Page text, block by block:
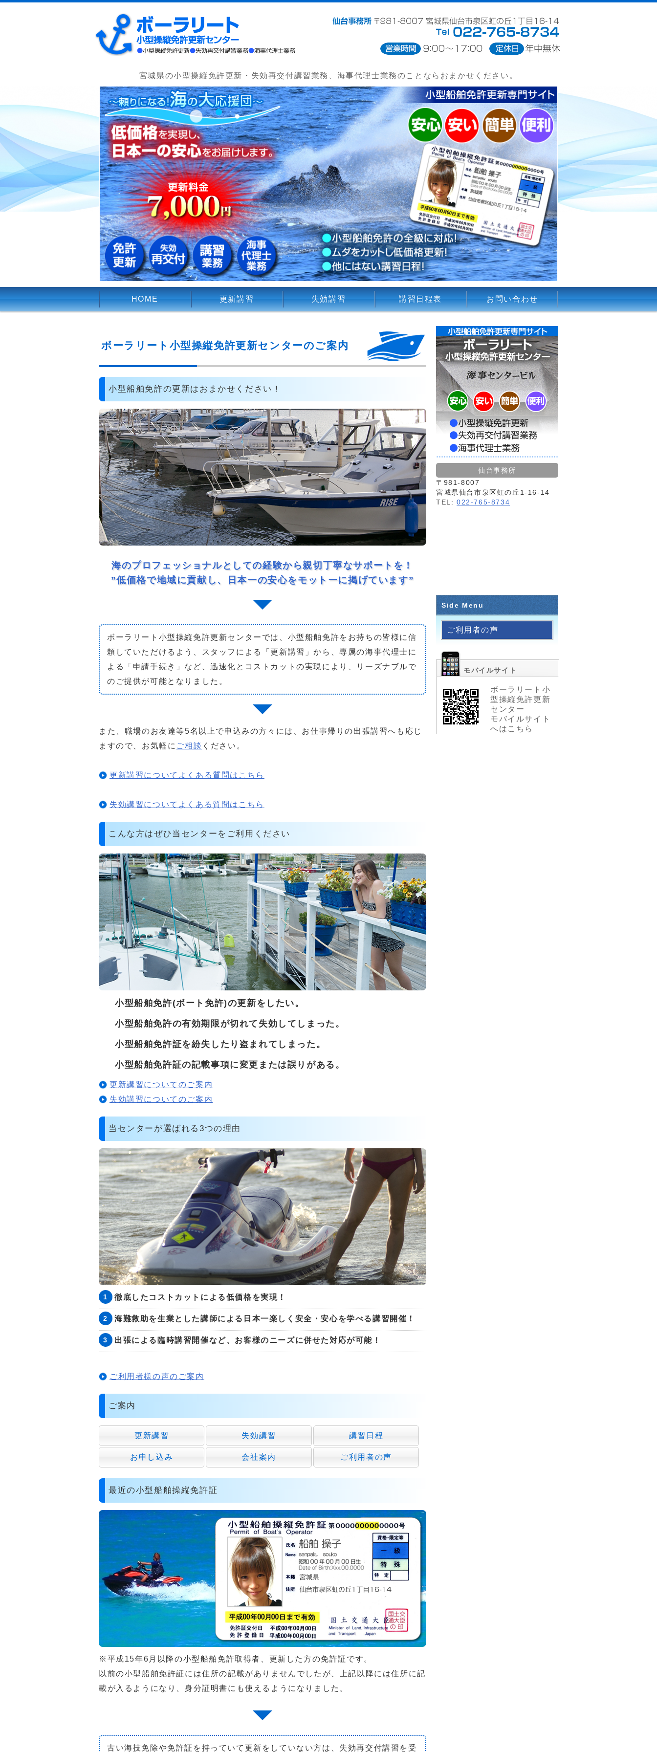
ボーラリート小型操縦免許更新センター｜宮城県仙台市
宮城県の小型操縦免許更新・失効再交付講習業務、海事代理士業務のことならおまかせください。
HOME 更新講習 失効講習 講習日程表 お問い合わせ
ボーラリート小型操縦免許更新センターのご案内
小型船舶免許の更新はおまかせください！
海のプロフェッショナルとしての経験から親切丁寧なサポートを！
”低価格で地域に貢献し、日本一の安心をモットーに掲げています”
ボーラリート小型操縦免許更新センターでは、小型船舶免許をお持ちの皆様に信
頼していただけるよう、スタッフによる「更新講習」から、専属の海事代理士に
よる「申請手続き」など、迅速化とコストカットの実現により、リーズナブルで
のご提供が可能となりました。
また、職場のお友達等5名以上で申込みの方々には、お仕事帰りの出張講習へも応じ
ますので、お気軽に ご相談 ください。
更新講習についてよくある質問はこちら
失効講習についてよくある質問はこちら
こんな方はぜひ当センターをご利用ください
小型船舶免許(ボート免許)の更新をしたい。
小型船舶免許の有効期限が切れて失効してしまった。
小型船舶免許証を紛失したり盗まれてしまった。
小型船舶免許証の記載事項に変更または誤りがある。
更新講習についてのご案内
失効講習についてのご案内
当センターが選ばれる3つの理由
徹底したコストカットによる低価格を実現！
海難救助を生業とした講師による日本一楽しく安全・安心を学べる講習開催！
出張による臨時講習開催など、お客様のニーズに併せた対応が可能！
ご利用者様の声のご案内
ご案内
更新講習 失効講習 講習日程
お申し込み 会社案内 ご利用者の声
最近の小型船舶操縦免許証
※平成15年6月以降の小型船舶免許取得者、更新した方の免許証です。
以前の小型船舶免許証には住所の記載がありませんでしたが、上記以降には住所に記
載が入るようになり、身分証明書にも使えるようになりました。
古い海技免除や免許証を持っていて更新をしていない方は、失効再交付講習を受
仙台事務所
〒981-8007
宮城県仙台市泉区虹の丘1-16-14
TEL: 022-765-8734
Side Menu
ご利用者の声
モバイルサイト
ボーラリート小
型操縦免許更新
センター
モバイルサイト
へはこちら